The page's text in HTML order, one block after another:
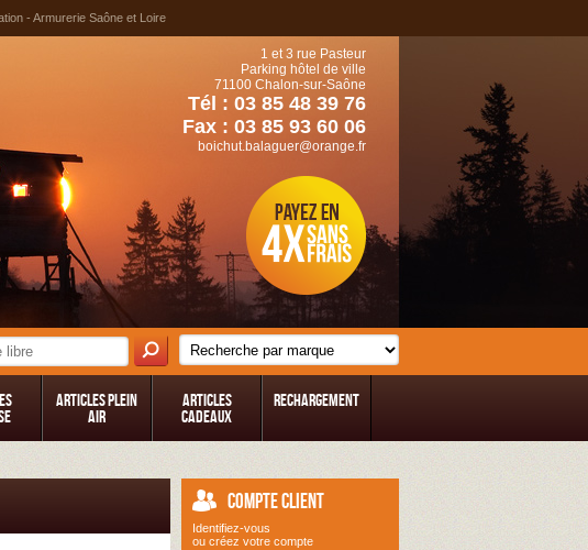
- Armurerie Saône et Loire
1 et 3 rue Pasteur
Parking hôtel de ville
71100 Chalon-sur-Saône
Tél : 03 85 48 39 76
Fax : 03 85 93 60 06
boichut.balaguer@orange.fr
Articles Plein
Air
Articles
Cadeaux
Rechargement
COMPTE CLIENT
Identifiez-vous
ou créez votre compte